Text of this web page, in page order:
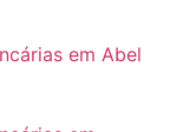
em Abel